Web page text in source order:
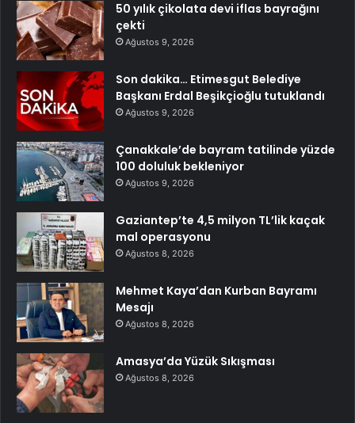
50 yılık çikolata devi iflas bayrağını
çekti
Ağustos 9, 2026
Son dakika… Etimesgut Belediye
Başkanı Erdal Beşikçioğlu tutuklandı
Ağustos 9, 2026
Çanakkale’de bayram tatilinde yüzde
100 doluluk bekleniyor
Ağustos 9, 2026
Gaziantep’te 4,5 milyon TL’lik kaçak
mal operasyonu
Ağustos 8, 2026
Mehmet Kaya’dan Kurban Bayramı
Mesajı
Ağustos 8, 2026
Amasya’da Yüzük Sıkışması
Ağustos 8, 2026